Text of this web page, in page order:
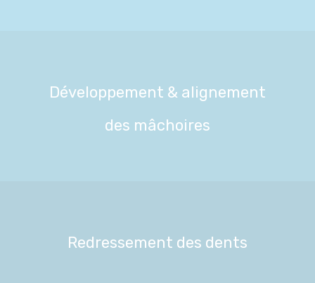
Développement & alignement
des mâchoires
Redressement des dents